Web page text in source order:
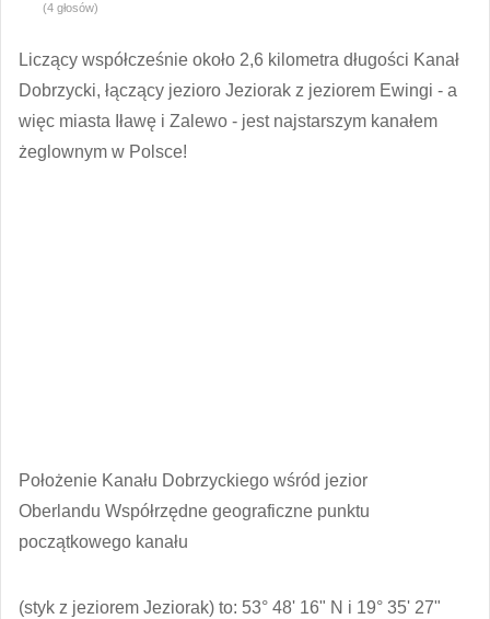
(4 głosów)
Liczący współcześnie około 2,6 kilometra długości Kanał
Dobrzycki, łączący jezioro Jeziorak z jeziorem Ewingi - a
więc miasta Iławę i Zalewo - jest najstarszym kanałem
żeglownym w Polsce!
Położenie Kanału Dobrzyckiego wśród jezior
Oberlandu Współrzędne geograficzne punktu
początkowego kanału
(styk z jeziorem Jeziorak) to: 53° 48' 16" N i 19° 35' 27"